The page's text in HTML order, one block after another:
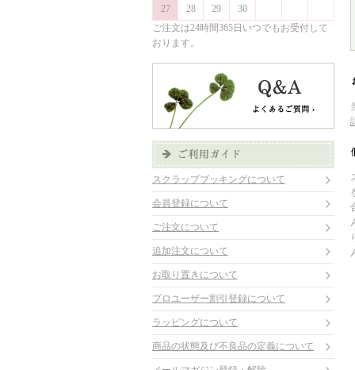
27
28 29
30
ご注文は24時間365日いつでもお受付して
おります。
スクラップブッキングについて
会員登録について
ご注文について
追加注文について
お取り置きについて
プロユーザー割引登録について
ラッピングについて
商品の状態及び不良品の定義について